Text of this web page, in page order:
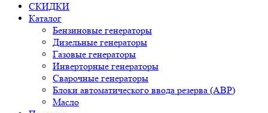
СКИДКИ
Каталог
Бензиновые генераторы
Дизельные генераторы
Газовые генераторы
Инверторные генераторы
Сварочные генераторы
Блоки автоматического ввода резерва (АВР)
Масло